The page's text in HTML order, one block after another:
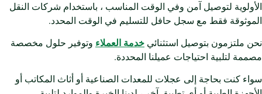
الأولوية لتوصيل آمن وفي الوقت المناسب ، باستخدام شركات النقل
الموثوقة فقط مع سجل حافل للتسليم في الوقت المحدد.
نحن ملتزمون بتوصيل استثنائي خدمة العملاء وتوفير حلول مخصصة
مصممة لتلبية احتياجات عميلنا المحددة.
سواء كنت بحاجة إلى عجلات للمعدات الصناعية أو أثاث المكاتب أو